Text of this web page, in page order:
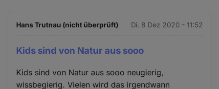
Hans Trutnau (nicht überprüft) Di. 8 Dez 2020 - 11:52
Kids sind von Natur aus sooo
Kids sind von Natur aus sooo neugierig,
wissbegierig. Vielen wird das irgendwann